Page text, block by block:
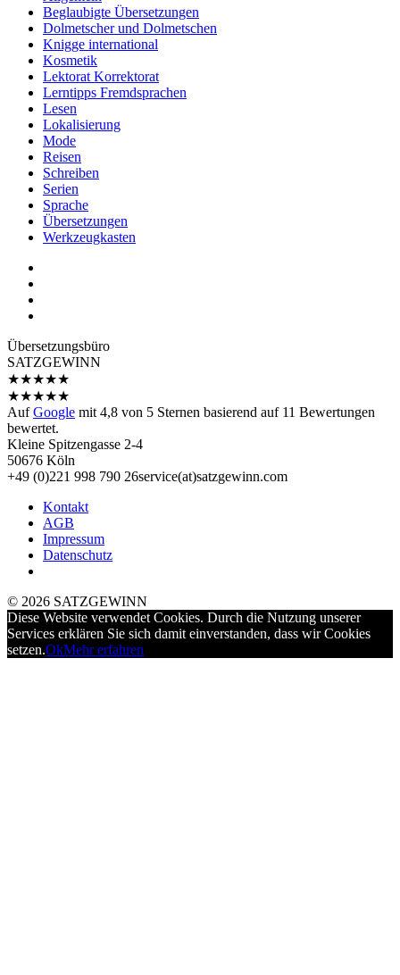
Beglaubigte Übersetzungen
Dolmetscher und Dolmetschen
Knigge international
Kosmetik
Lektorat Korrektorat
Lerntipps Fremdsprachen
Lesen
Lokalisierung
Mode
Reisen
Schreiben
Serien
Sprache
Übersetzungen
Werkzeugkasten
Übersetzungs­büro
SATZGEWINN
★★★★★
★★★★★
AufGoogle mit 4,8 von 5 Sternen basierend auf 11 Bewertungen
bewertet.
Kleine Spitzengasse 2-4
50676 Köln
+49 (0)221 998 790 26service(at)satz­gewinn.com
Kontakt
AGB
Impressum
Datenschutz
© 2026 SATZGEWINN
Diese Website verwendet Cookies. Durch die Nutzung unserer
Services erklären Sie sich damit einverstanden, dass wir Cookies
setzen.OkMehr erfahren